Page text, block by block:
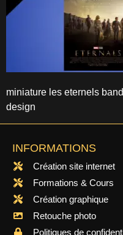
miniature les eternels
design
INFORMATIONS
Création site internet
Formations & Cours
Création graphique
Retouche photo
Politiques de